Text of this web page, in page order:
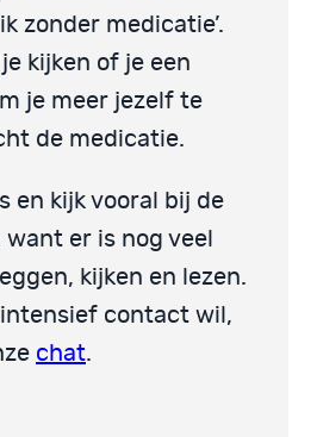
zonder medicatie’.
kijken of je een
je meer jezelf te
de medicatie.
en kijk vooral bij de
er is nog veel
kijken en lezen.
intensief contact wil,
chat.